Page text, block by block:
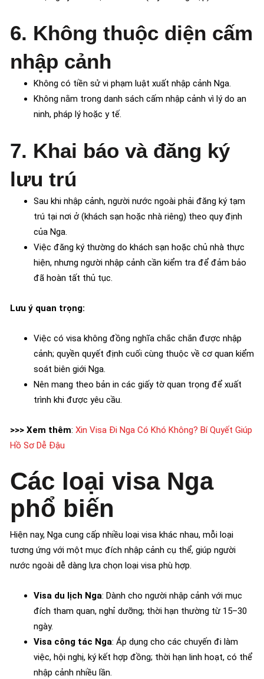
6. Không thuộc diện cấm
nhập cảnh
Không có tiền sử vi phạm luật xuất nhập cảnh Nga.
Không nằm trong danh sách cấm nhập cảnh vì lý do an
ninh, pháp lý hoặc y tế.
7. Khai báo và đăng ký
lưu trú
Sau khi nhập cảnh, người nước ngoài phải đăng ký tạm
trú tại nơi ở (khách sạn hoặc nhà riêng) theo quy định
của Nga.
Việc đăng ký thường do khách sạn hoặc chủ nhà thực
hiện, nhưng người nhập cảnh cần kiểm tra để đảm bảo
đã hoàn tất thủ tục.
Lưu ý quan trọng:
Việc có visa không đồng nghĩa chắc chắn được nhập
cảnh; quyền quyết định cuối cùng thuộc về cơ quan kiểm
soát biên giới Nga.
Nên mang theo bản in các giấy tờ quan trọng để xuất
trình khi được yêu cầu.
>>> Xem thêm: Xin Visa Đi Nga Có Khó Không? Bí Quyết Giúp
Hồ Sơ Dễ Đậu
Các loại visa Nga
phổ biến
Hiện nay, Nga cung cấp nhiều loại visa khác nhau, mỗi loại
tương ứng với một mục đích nhập cảnh cụ thể, giúp người
nước ngoài dễ dàng lựa chọn loại visa phù hợp.
Visa du lịch Nga: Dành cho người nhập cảnh với mục
đích tham quan, nghỉ dưỡng; thời hạn thường từ 15–30
ngày.
Visa công tác Nga: Áp dụng cho các chuyến đi làm
việc, hội nghị, ký kết hợp đồng; thời hạn linh hoạt, có thể
nhập cảnh nhiều lần.